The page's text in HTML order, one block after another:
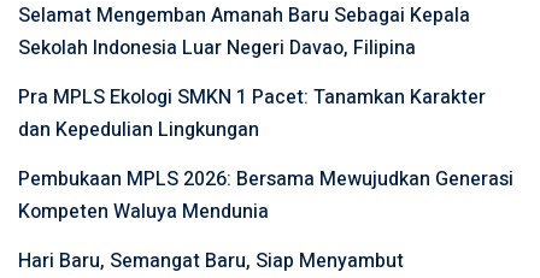
Selamat Mengemban Amanah Baru Sebagai Kepala
Sekolah Indonesia Luar Negeri Davao, Filipina
Pra MPLS Ekologi SMKN 1 Pacet: Tanamkan Karakter
dan Kepedulian Lingkungan
Pembukaan MPLS 2026: Bersama Mewujudkan Generasi
Kompeten Waluya Mendunia
Hari Baru, Semangat Baru, Siap Menyambut